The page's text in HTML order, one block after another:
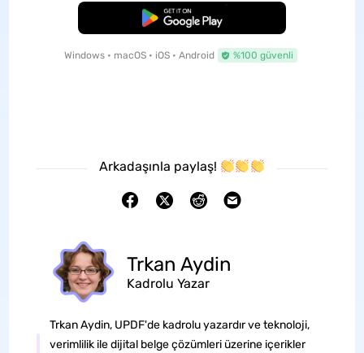
Ücretsiz İndirme
Windows • macOS • iOS • Android %100 güvenli
Arkadaşınla paylaş!
Trkan Aydin
Kadrolu Yazar
Trkan Aydin, UPDF'de kadrolu yazardır ve teknoloji,
verimlilik ile dijital belge çözümleri üzerine içerikler